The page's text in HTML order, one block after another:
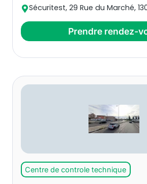
Sécuritest, 29 Rue du Marché,
Prendre rendez-
Centre de controle technique